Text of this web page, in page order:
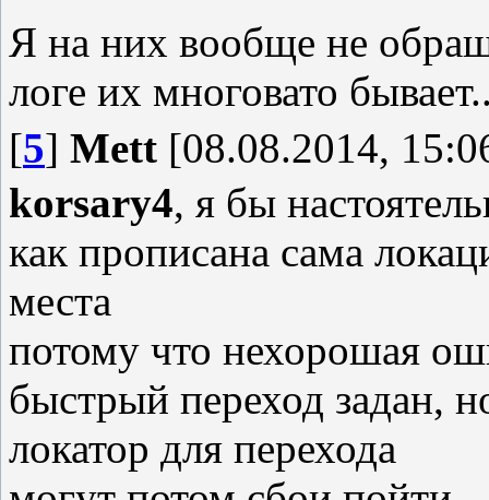
no rAP data
RUNTIME ERROR - file:
line: 41
missed attribute: name
RUNTIME ERROR - file:
line: 41
no rAP data
Я на них вообще не
логе их многовато
[5] Mett [08.08.2014,
korsary4, я бы
как прописана сама
места
потому что нехорошая
быстрый переход задан,
локатор для перехода